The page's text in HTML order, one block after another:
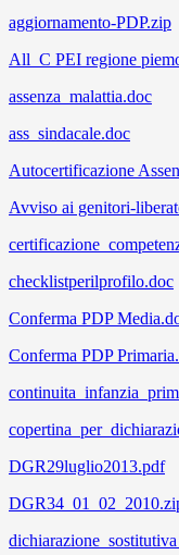
aggiornamento-PDP.zip
All_C PEI regione
assenza_malattia.doc
ass_sindacale.doc
Autocertificazione
Avviso ai genitori-
checklistperilprofilo.doc
Conferma PDP
Conferma PDP
DGR29luglio2013.pdf